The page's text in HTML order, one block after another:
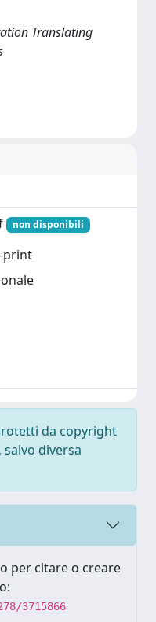
Translating
non disponibili
print
da copyright
diversa
per citare o creare
3715866